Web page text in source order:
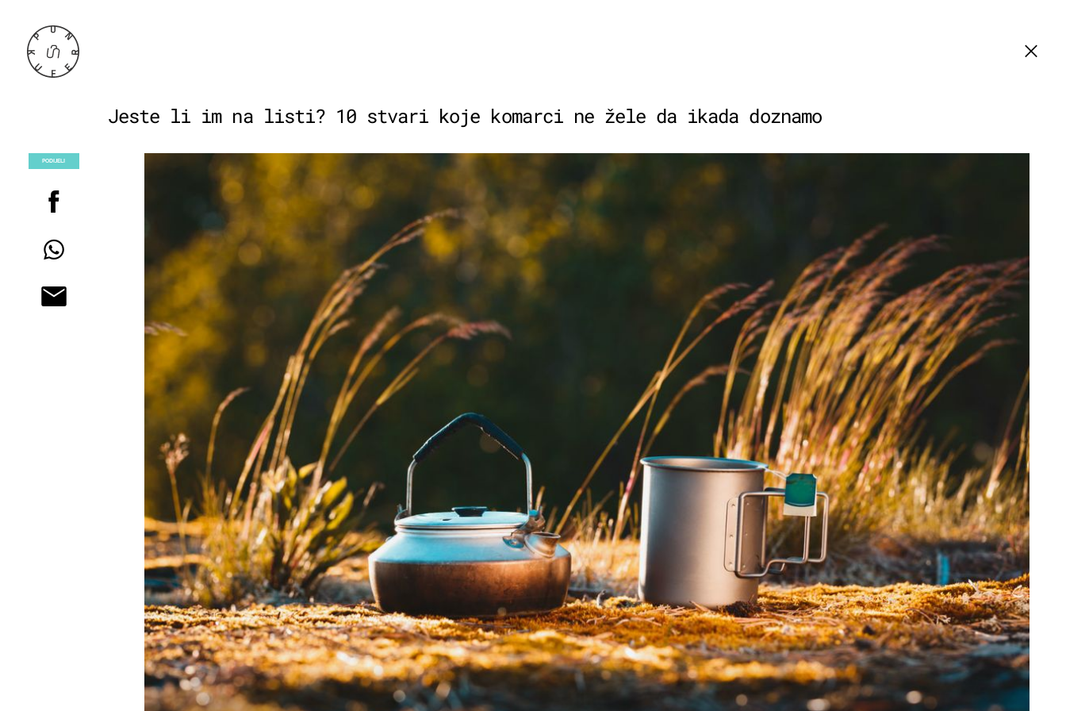
Jeste li im na listi? 10 stvari koje komarci ne žele da ikada doznamo
PODIJELI
+10
SINJAC KOD PLAŠKOG
Tajanstveno jezero kod Plaškog:
Filmska priča skrivena uz zaboravljenu
cestu
SVETAC
Na pola puta između Italije i
Hrvatske: Surova ljepota izoliranog
otoka na kojem se donedavno živjelo
+8
BEYOND TRAVEL GUIDES
Hrvatska kakvu nećete naći na
internetu: Upoznajte vodičicu koja
neutabanim putovima vodi do "prave"
Lijepe Naše